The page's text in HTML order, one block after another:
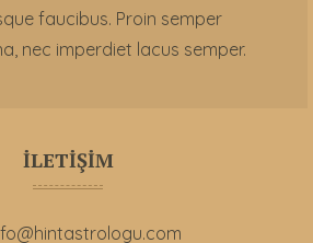
faucibus. Proin semper
nec imperdiet lacus semper.
İLETİŞİM